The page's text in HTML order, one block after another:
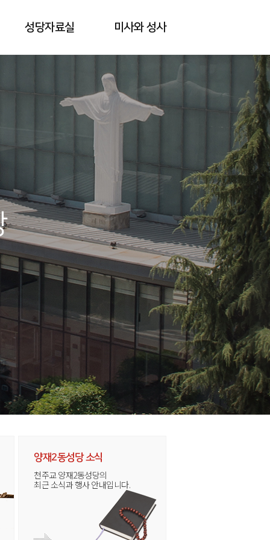
성당자료실 미사와 성사
양재2동성당 소식
천주교 양재2동성당의
최근 소식과 행사 안내입니다.